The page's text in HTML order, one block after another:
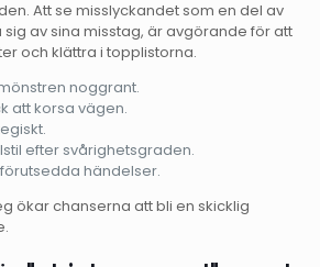
Att se misslyckandet som en del av
av sina misstag, är avgörande för att
och klättra i topplistorna.
noggrant.
att korsa vägen.
efter svårighetsgraden.
händelser.
ökar chanserna att bli en skicklig